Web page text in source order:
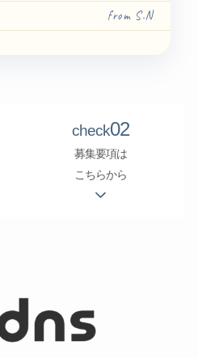
from S.N
check02
募集要項は
こちらから